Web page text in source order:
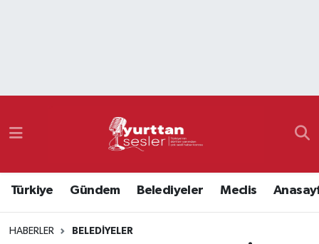
Türkiye Gündem Belediyeler Meclis
HABERLER BELEDIYELER
Namaz Vakitleri
Süper Lig Puan Durumu ve Fikstür
Tüm Manşetler